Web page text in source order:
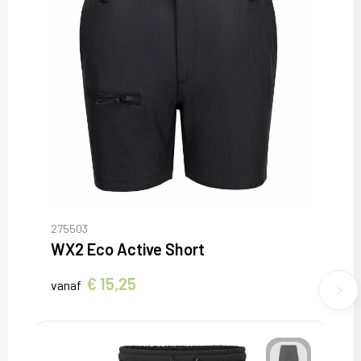
275503
WX2 Eco Active Short
vanaf € 15,25